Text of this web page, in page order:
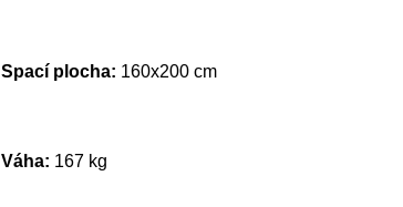
Spací plocha: 160x200 cm
Váha: 167 kg